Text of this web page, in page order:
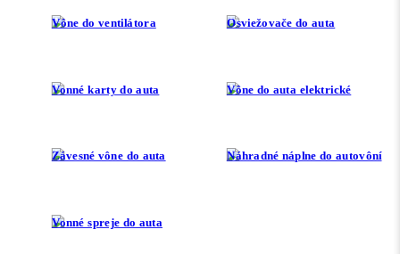
Vône do ventilátora Osviežovače do auta
Vonné karty do auta Vône do auta elektrické
Závesné vône do auta Náhradné náplne do autovôní
Vonné spreje do auta